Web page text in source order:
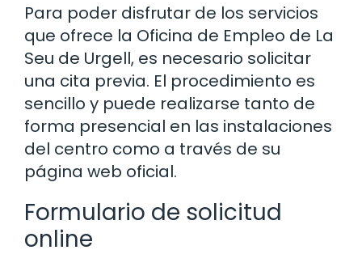
Para poder disfrutar de los servicios
que ofrece la Oficina de Empleo de La
Seu de Urgell, es necesario solicitar
una cita previa. El procedimiento es
sencillo y puede realizarse tanto de
forma presencial en las instalaciones
del centro como a través de su
página web oficial.
Formulario de solicitud
online